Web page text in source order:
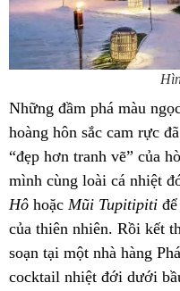
Những đầm phá màu
hoàng hôn sắc cam rực
“đẹp hơn tranh vẽ” của
mình cùng loài cá nhiệt
Hô hoặc Mũi Tupitipiti
của thiên nhiên. Rồi kết
soạn tại một nhà hàng
cocktail nhiệt đới dưới